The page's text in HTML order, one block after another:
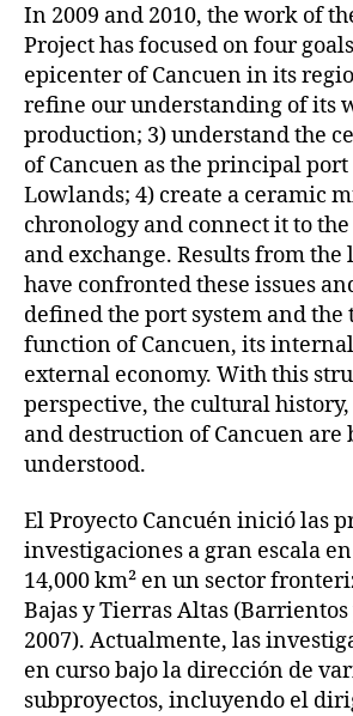
In 2009 and 2010, the work of
Project has focused on four
epicenter of Cancuen in its
refine our understanding of its
production; 3) understand the
of Cancuen as the principal port
Lowlands; 4) create a ceramic
chronology and connect it to the
and exchange. Results from the
have confronted these issues
defined the port system and the
function of Cancuen, its
external economy. With this
perspective, the cultural
and destruction of Cancuen are
understood.
El Proyecto Cancuén inició las
investigaciones a gran escala
14,000 km² en un sector
Bajas y Tierras Altas
2007). Actualmente, las
en curso bajo la dirección de
subproyectos, incluyendo el